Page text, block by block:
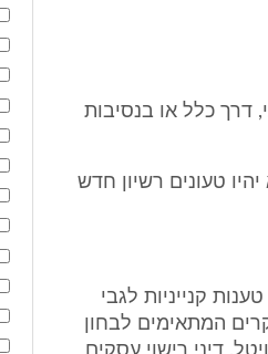
דרך כלל או בנסיבות
טעונים רשיון חדש
קנייניות לגבי
המתאימים לבחון